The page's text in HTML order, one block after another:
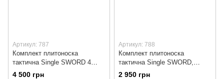
Артикул: 787
Комплект плитоноска
тактична Single SWORD 4
точки скиду, рюкзак,
4 500 грн
Артикул: 788
Комплект плитоноска
тактична Single SWORD,
швидке скидання 4 точки, 7
2 950 грн